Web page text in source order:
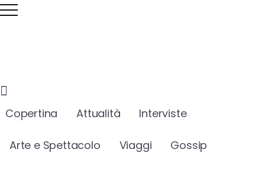
Copertina Attualità Interviste
Arte e Spettacolo Viaggi Gossip